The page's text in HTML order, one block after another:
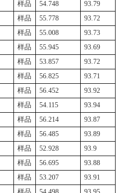
样品 54.748
93.79
样品 55.778
93.72
样品 55.008
93.73
样品 55.945
93.69
样品 53.857
93.72
样品 56.825
93.71
样品 56.452
93.92
样品 54.115
93.94
样品 56.214
93.87
样品 56.485
93.89
样品 52.928
93.9
样品 56.695
93.88
样品 53.207
93.91